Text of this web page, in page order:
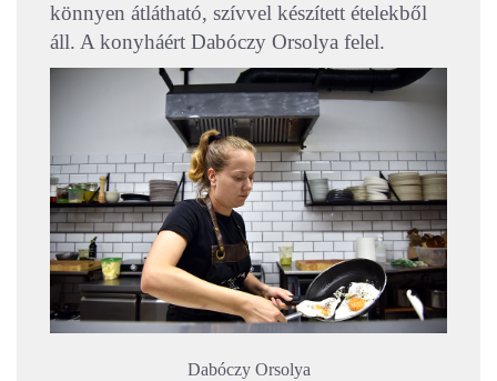
könnyen átlátható, szívvel készített ételekből
áll. A konyháért Dabóczy Orsolya felel.
Dabóczy Orsolya